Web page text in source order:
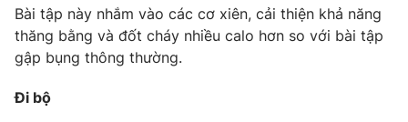
Bài tập này nhắm vào các cơ xiên, cải thiện khả năng
thăng bằng và đốt cháy nhiều calo hơn so với bài tập
gập bụng thông thường.
Đi bộ